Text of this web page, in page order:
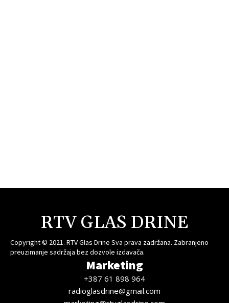
RTV GLAS DRINE
Copyright © 2021. RTV Glas Drine Sva prava zadržana. Zabranjeno
preuzimanje sadržaja bez dozvole izdavača.
Marketing
+387 61 898 964
radioglasdrine@gmail.com